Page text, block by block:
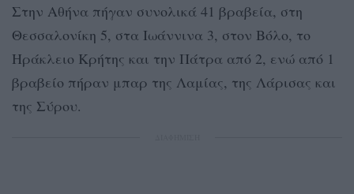
Στην Αθήνα πήγαν συνολικά 41 βραβεία, στη
Θεσσαλονίκη 5, στα Ιωάννινα 3, στον Βόλο, το
Ηράκλειο Κρήτης και την Πάτρα από 2, ενώ από 1
βραβείο πήραν μπαρ της Λαμίας, της Λάρισας και
της Σύρου.